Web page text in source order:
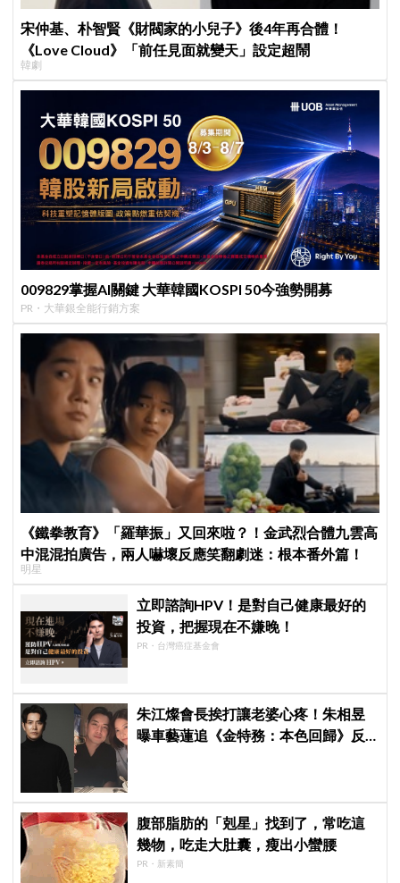
宋仲基、朴智賢《財閥家的小兒子》後4年再合體！
《Love Cloud》「前任見面就變天」設定超鬧
韓劇
009829掌握AI關鍵 大華韓國KOSPI 50今強勢開募
PR・大華銀全能行銷方案
《鐵拳教育》「羅華振」又回來啦？！金武烈合體九雲高
中混混拍廣告，兩人嚇壞反應笑翻劇迷：根本番外篇！
明星
立即諮詢HPV！是對自己健康最好的
投資，把握現在不嫌晚！
PR・台灣癌症基金會
朱江燦會長挨打讓老婆心疼！朱相昱
曝車藝蓮追《金特務：本色回歸》反
腹部脂肪的「剋星」找到了，常吃這
幾物，吃走大肚囊，瘦出小蠻腰
PR・新素簡